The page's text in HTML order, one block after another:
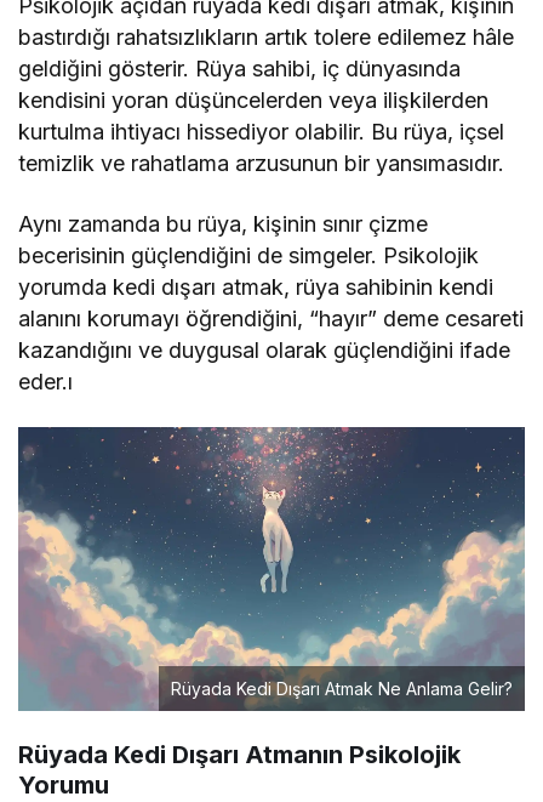
Psikolojik açıdan rüyada kedi dışarı atmak, kişinin
bastırdığı rahatsızlıkların artık tolere edilemez hâle
geldiğini gösterir. Rüya sahibi, iç dünyasında
kendisini yoran düşüncelerden veya ilişkilerden
kurtulma ihtiyacı hissediyor olabilir. Bu rüya, içsel
temizlik ve rahatlama arzusunun bir yansımasıdır.
Aynı zamanda bu rüya, kişinin sınır çizme
becerisinin güçlendiğini de simgeler. Psikolojik
yorumda kedi dışarı atmak, rüya sahibinin kendi
alanını korumayı öğrendiğini, “hayır” deme cesareti
kazandığını ve duygusal olarak güçlendiğini ifade
eder.ı
Rüyada Kedi Dışarı Atmak Ne Anlama Gelir?
Rüyada Kedi Dışarı Atmanın Psikolojik
Yorumu